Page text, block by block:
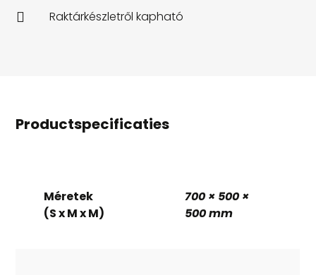
 Raktárkészletről kapható
Productspecificaties
Méretek
(S x M x M)
700 × 500 ×
500 mm